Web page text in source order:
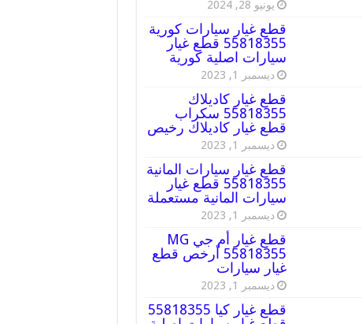
يونيو 28, 2024
قطع غيار سيارات كورية
55818355 قطع غيار
سيارات اصلية كورية
ديسمبر 1, 2023
قطع غيار كاديلاك
55818355 سكراب
قطع غيار كاديلاك رخيص
ديسمبر 1, 2023
قطع غيار سيارات المانية
55818355 قطع غيار
سيارات المانية مستعملة
ديسمبر 1, 2023
قطع غيار أم جي MG
55818355 أرخص قطع
غيار سيارات
ديسمبر 1, 2023
قطع غيار كيا 55818355